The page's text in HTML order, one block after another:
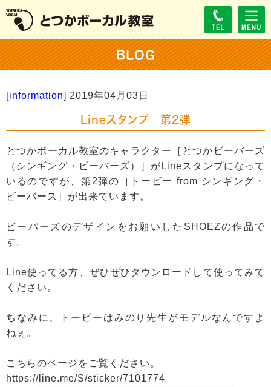
BLOG
[information] 2019年04月03日
Lineスタンプ 第2弾
とつかボーカル教室のキャラクター［とつかビーバーズ
（シンギング・ビーバーズ）］がLineスタンプになって
いるのですが、第2弾の［トービー from シンギング・
ビーバース］が出来ています。
ビーバーズのデザインをお願いしたSHOEZの作品で
す。
Line使ってる方、ぜひぜひダウンロードして使ってみて
ください。
ちなみに、トービーはみのり先生がモデルなんですよ
ねぇ。
こちらのページをご覧ください。
https://line.me/S/sticker/7101774